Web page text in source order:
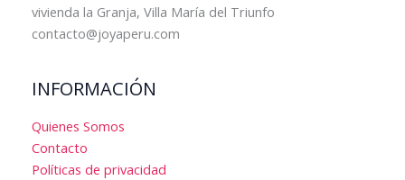
vivienda la Granja, Villa María del Triunfo
contacto@joyaperu.com
INFORMACIÓN
Quienes Somos
Contacto
Políticas de privacidad